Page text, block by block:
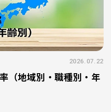
2026.07.22
（地域別・職種別・年